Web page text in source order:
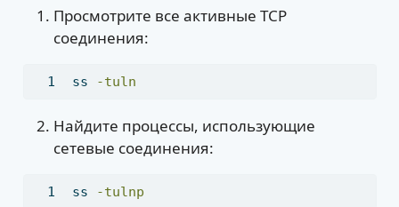
Просмотрите все активные TCP
соединения:
ss -tuln
Найдите процессы, использующие
сетевые соединения:
ss -tulnp